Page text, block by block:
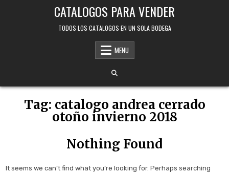
CATALOGOS PARA VENDER
TODOS LOS CATALOGOS EN UN SOLA BODEGA
MENU
Tag: catalogo andrea cerrado
otoño invierno 2018
Nothing Found
It seems we can’t find what you’re looking for. Perhaps searching